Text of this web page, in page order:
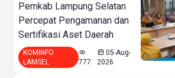
Pemkab Lampung Selatan
Percepat Pengamanan dan
Sertifikasi Aset Daerah
KOMINFO
LAMSEL
777
05-Aug-
2026